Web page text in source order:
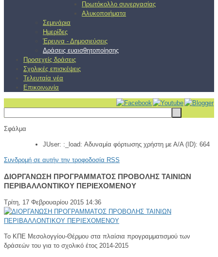
Πρωτόκολλο συνεργασίας
Αλυκοποιήματα
Σεμινάρια
Ημερίδες
Έρευνα - Δημοσιεύσεις
Δράσεις ευαισθητοποίησης
Προσεχείς δράσεις
Σχολικές επισκέψεις
Τελευταία νέα
Επικοινωνία
Σφάλμα
JUser: :_load: Αδυναμία φόρτωσης χρήστη με Α/Α (ID): 664
Συνδρομή σε αυτήν την τροφοδοσία RSS
ΔΙΟΡΓΑΝΩΣΗ ΠΡΟΓΡΑΜΜΑΤΟΣ ΠΡΟΒΟΛΗΣ ΤΑΙΝΙΩΝ
ΠΕΡΙΒΑΛΛΟΝΤΙΚΟΥ ΠΕΡΙΕΧΟΜΕΝΟΥ
Τρίτη, 17 Φεβρουαρίου 2015 14:36
Το ΚΠΕ Μεσολογγίου-Θέρμου στα πλαίσια προγραμματισμού των
δράσεών του για το σχολικό έτος 2014-2015